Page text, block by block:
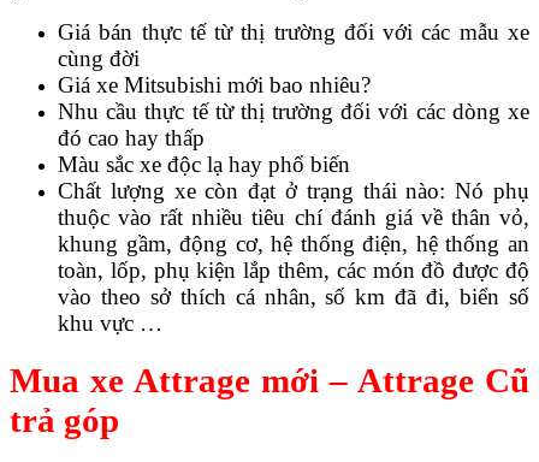
Giá bán thực tế từ thị trường đối với các mẫu xe
cùng đời
Giá xe Mitsubishi mới bao nhiêu?
Nhu cầu thực tế từ thị trường đối với các dòng xe
đó cao hay thấp
Màu sắc xe độc lạ hay phổ biến
Chất lượng xe còn đạt ở trạng thái nào: Nó phụ
thuộc vào rất nhiều tiêu chí đánh giá về thân vỏ,
khung gầm, động cơ, hệ thống điện, hệ thống an
toàn, lốp, phụ kiện lắp thêm, các món đồ được độ
vào theo sở thích cá nhân, số km đã đi, biển số
khu vực …
Mua xe Attrage mới – Attrage Cũ
trả góp